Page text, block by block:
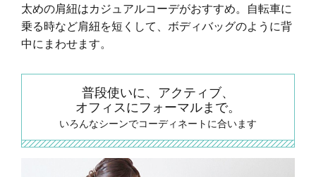
太めの肩紐はカジュアルコーデがおすすめ。自転車に
乗る時など肩紐を短くして、ボディバッグのように背
中にまわせます。
普段使いに、アクティブ、
オフィスにフォーマルまで。
いろんなシーンでコーディネートに合います